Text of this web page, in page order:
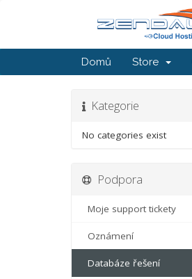
Domů Store
Kategorie
No categories exist
Podpora
Moje support tickety
Oznámení
Databáze řešení